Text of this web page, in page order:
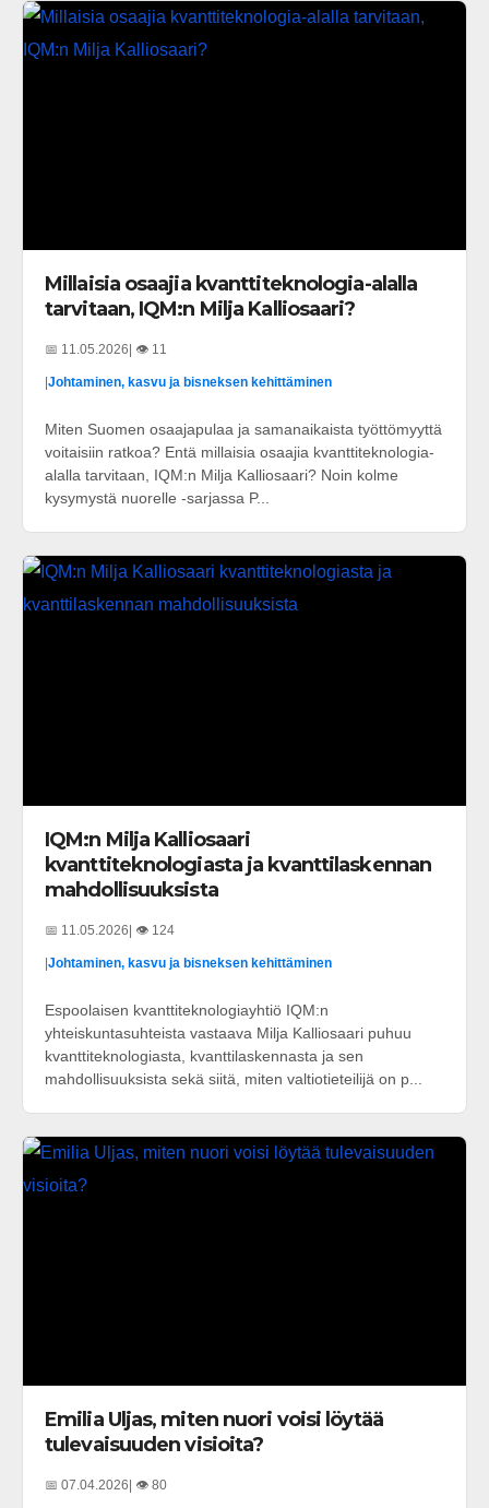
Millaisia osaajia kvanttiteknologia-alalla
tarvitaan, IQM:n Milja Kalliosaari?
📅 11.05.2026 | 👁️ 11
Johtaminen, kasvu ja bisneksen kehittäminen
Miten Suomen osaajapulaa ja samanaikaista työttömyyttä
voitaisiin ratkoa? Entä millaisia osaajia kvanttiteknologia-
alalla tarvitaan, IQM:n Milja Kalliosaari? Noin kolme
kysymystä nuorelle -sarjassa P...
IQM:n Milja Kalliosaari
kvanttiteknologiasta ja kvanttilaskennan
mahdollisuuksista
📅 11.05.2026| 👁️ 124
|Johtaminen, kasvu ja bisneksen kehittäminen
Espoolaisen kvanttiteknologiayhtiö IQM:n
yhteiskuntasuhteista vastaava Milja Kalliosaari puhuu
kvanttiteknologiasta, kvanttilaskennasta ja sen
mahdollisuuksista sekä siitä, miten valtiotieteilijä on p...
Emilia Uljas, miten nuori voisi löytää
tulevaisuuden visioita?
📅 07.04.2026 | 👁️ 80